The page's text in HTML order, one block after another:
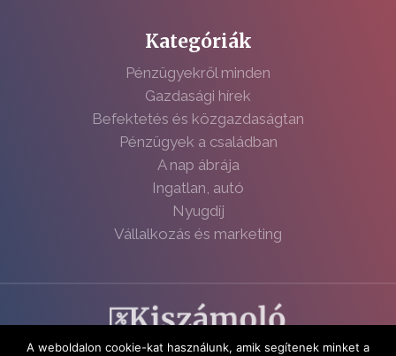
Kategóriák
Pénzügyekről minden
Gazdasági hírek
Befektetés és közgazdaságtan
Pénzügyek a családban
A nap ábrája
Ingatlan, autó
Nyugdíj
Vállalkozás és marketing
A weboldalon cookie-kat használunk, amik segítenek minket a